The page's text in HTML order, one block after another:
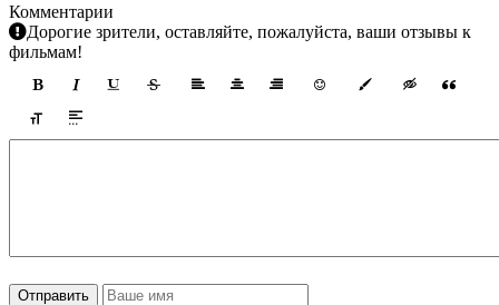
Комментарии
Дорогие зрители, оставляйте, пожалуйста, ваши отзывы к
фильмам!
Отправить